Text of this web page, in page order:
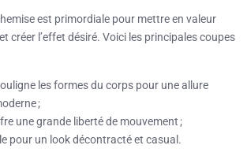
est primordiale pour mettre en valeur
et créer l’effet désiré. Voici les principales coupes
les formes du corps pour une allure
;
une grande liberté de mouvement ;
pour un look décontracté et casual.